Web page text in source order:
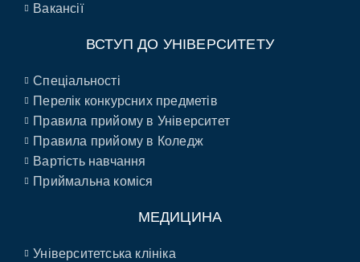
Вакансії
ВСТУП ДО УНІВЕРСИТЕТУ
Спеціальності
Перелік конкурсних предметів
Правила прийому в Університет
Правила прийому в Коледж
Вартість навчання
Приймальна коміся
МЕДИЦИНА
Університетська клініка